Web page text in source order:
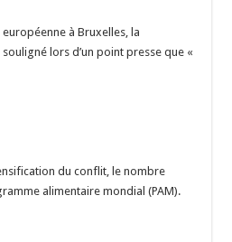
à Bruxelles, la
lors d’un point presse que «
du conflit, le nombre
alimentaire mondial (PAM).